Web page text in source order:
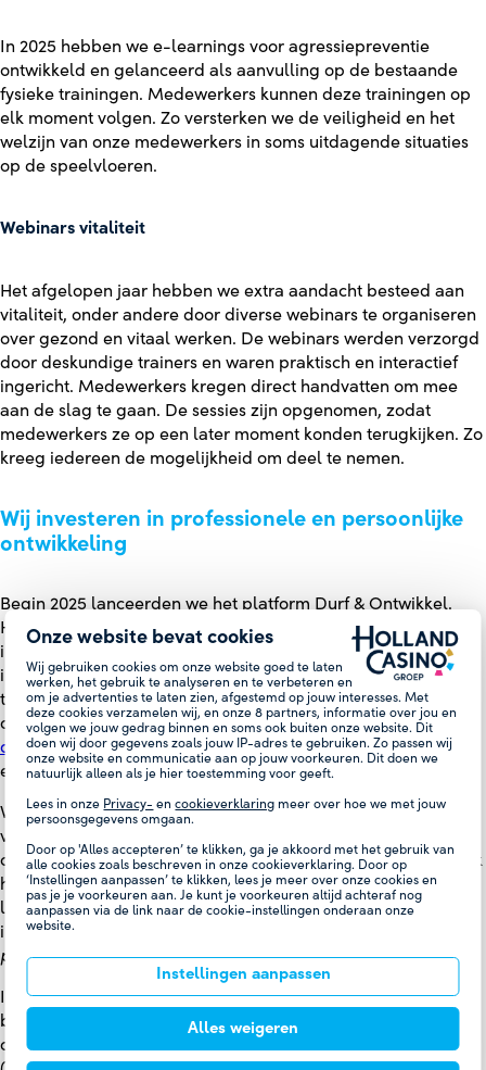
Onze website bevat cookies
Wij gebruiken cookies om onze website goed te laten
werken, het gebruik te analyseren en te verbeteren en
om je advertenties te laten zien, afgestemd op jouw interesses. Met
deze cookies verzamelen wij, en onze8 partners, informatie over jou en
volgen we jouw gedrag binnen en soms ook buiten onze website. Dit
doen wij door gegevens zoals jouw IP-adres te gebruiken. Zo passen wij
onze website en communicatie aan op jouw voorkeuren. Dit doen we
natuurlijk alleen als je hier toestemming voor geeft.
Lees in onze Privacy- encookieverklaring meer over hoe we met jouw
persoonsgegevens omgaan.
Door op 'Alles accepteren’ te klikken, ga je akkoord met het gebruik van
alle cookies zoals beschreven in onze cookieverklaring. Door op
‘Instellingen aanpassen’ te klikken, lees je meer over onze cookies en
pas je je voorkeuren aan. Je kunt je voorkeuren altijd achteraf nog
aanpassen via de link naar de cookie-instellingen onderaan onze
website.
Instellingen aanpassen
Alles weigeren
In 2025 hebben we e-learnings voor agressiepreventie
ontwikkeld en gelanceerd als aanvulling op de bestaande
fysieke trainingen. Medewerkers kunnen deze trainingen op
elk moment volgen. Zo versterken we de veiligheid en het
welzijn van onze medewerkers in soms uitdagende situaties
op de speelvloeren.
Webinars vitaliteit
Het afgelopen jaar hebben we extra aandacht besteed aan
vitaliteit, onder andere door diverse webinars te organiseren
over gezond en vitaal werken. De webinars werden verzorgd
door deskundige trainers en waren praktisch en interactief
ingericht. Medewerkers kregen direct handvatten om mee
aan de slag te gaan. De sessies zijn opgenomen, zodat
medewerkers ze op een later moment konden terugkijken. Zo
kreeg iedereen de mogelijkheid om deel te nemen.
Wij investeren in professionele en persoonlijke
ontwikkeling
Begin 2025 lanceerden we het platform Durf & Ontwikkel.
Hier kunnen medewerkers hun duurzame
inzetbaarheidsbudget laagdrempelig inzetten voor
individuele coaching. Ze kunnen bij een ervaren coach
terecht met vragen over hun loopbaan, voor persoonlijke
ontwikkeling of om te leren hoe je stress kunt voorkomen. Via
durfenontwikkel.nlkunnen medewerkers in een paar klikken
een (online) gesprek inplannen.
Wij hebben onze opleidingsstructuur aangepast en
vernieuwd met onder meer vakopleidingen, diverse
cursussen en e-learnings op het gebied van compliance. Ook
hebben we de inwerkprogramma’s voor operationeel
leidinggevenden vernieuwd en het duurzaam
inzetbaarheidsbudget actiever gepromoot, onder meer in de
performancecyclus.
In 2025 is een start gemaakt met het digitaal
bijblijven bij veranderingen in de digitale wereld. Binnen het
opgezette AI-awareness programma hebben zo'n 400